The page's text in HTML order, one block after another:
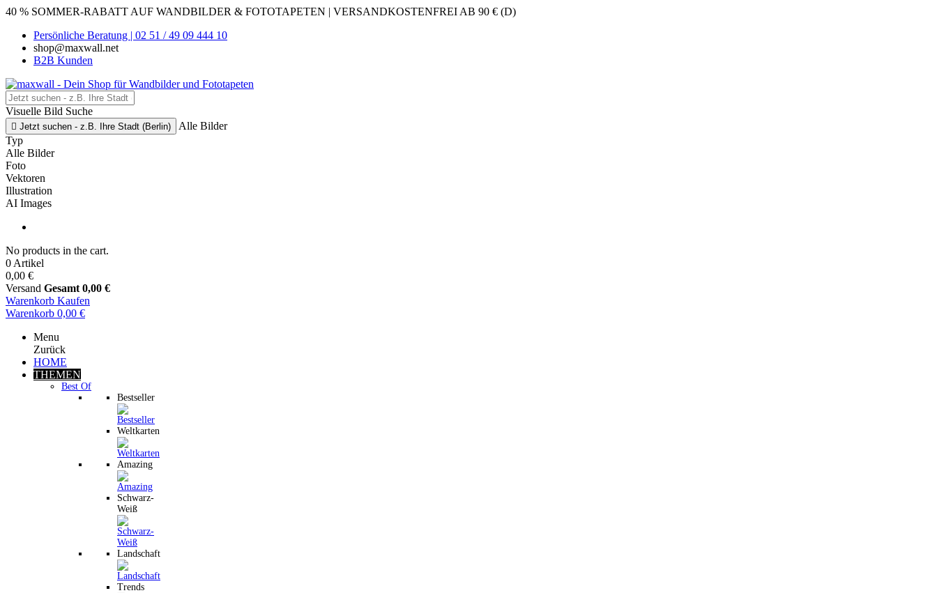
40 % SOMMER-RABATT AUF WANDBILDER & FOTOTAPETEN | VERSANDKOSTENFREI AB 90 € (D)
Persönliche Beratung | 02 51 / 49 09 444 10
shop@maxwall.net
B2B Kunden
Visuelle Bild Suche
 Jetzt suchen - z.B. Ihre Stadt (Berlin)
Alle Bilder
Typ
Alle Bilder
Foto
Vektoren
Illustration
AI Images
No products in the cart.
0 Artikel
0,00 €
Versand Gesamt 0,00 €
Warenkorb Kaufen
Warenkorb 0,00 €
Menu
Zurück
HOME
THEMEN
Best Of
Bestseller
Weltkarten
Amazing
Schwarz-
Weiß
Landschaft
Trends